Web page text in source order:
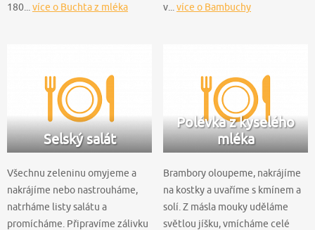
180... více o Buchta z mléka
v... více o Bambuchy
Selský salát
Všechnu zeleninu omyjeme a
nakrájíme nebo nastrouháme,
natrháme listy salátu a
promícháme. Připravíme zálivku
Polévka z kyselého
mléka
Brambory oloupeme, nakrájíme
na kostky a uvaříme s kmínem a
solí. Z másla mouky uděláme
světlou jíšku, vmícháme celé